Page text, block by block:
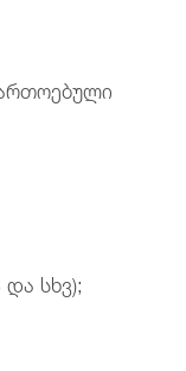
სხვ);